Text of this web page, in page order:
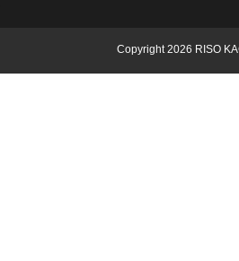
Copyright2026 RISO